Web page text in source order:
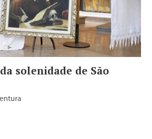
solenidade de São